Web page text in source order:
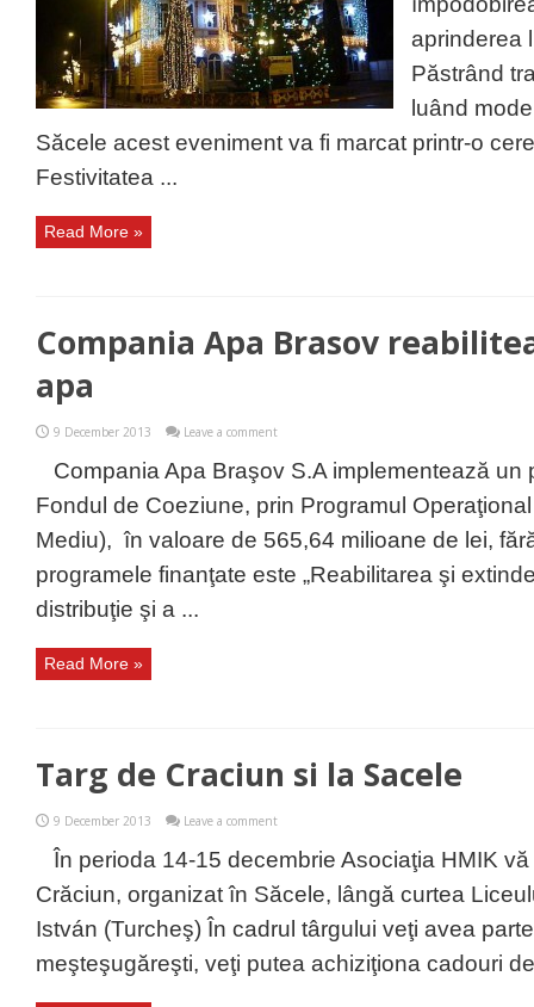
aprinderea
Păstrând
luând
Săcele acest eveniment va fi marcat printr-o
Festivitatea ...
Read More »
Compania Apa Brasov
apa
9 December 2013 Leave a comment
Compania Apa Braşov S.A implementează un
Fondul de Coeziune, prin Programul
Mediu), în valoare de 565,64 milioane de lei,
programele finanţate este „Reabilitarea şi
distribuţie şi a ...
Read More »
Targ de Craciun si la Sacele
9 December 2013 Leave a comment
În perioda 14-15 decembrie Asociaţia HMIK
Crăciun, organizat în Săcele, lângă curtea
István (Turcheş) În cadrul târgului veţi avea
meşteşugăreşti, veţi putea achiziţiona cadouri